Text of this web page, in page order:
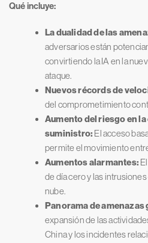
Qué incluye:
La dualidad de las
adversarios están
convirtiendo la IA en la
ataque.
Nuevos récords de
del comprometimiento
Aumento del riesgo en la
suministro: El acceso
permite el movimiento
Aumentos alarmantes:
de día cero y las
nube.
Panorama de amenazas
expansión de las
China y los incidentes